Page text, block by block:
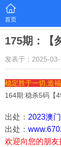
首页
175期：【
发表于：2025-
稳定胜于一切,造
164期:稳杀5码【
出处： 2023澳
出处：
欢迎向您的朋友